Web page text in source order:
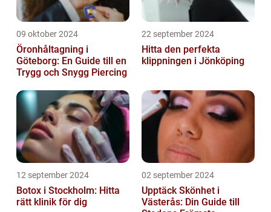
09 oktober 2024
Öronhåltagning i
Göteborg: En Guide till en
Trygg och Snygg Piercing
22 september 2024
Hitta den perfekta
klippningen i Jönköping
12 september 2024
Botox i Stockholm: Hitta
rätt klinik för dig
02 september 2024
Upptäck Skönhet i
Västerås: Din Guide till